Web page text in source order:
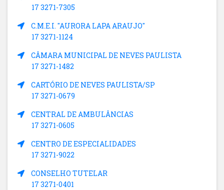
17 3271-7305
C.M.E.I. "AURORA LAPA ARAUJO"
17 3271-1124
CÂMARA MUNICIPAL DE NEVES PAULISTA
17 3271-1482
CARTÓRIO DE NEVES PAULISTA/SP
17 3271-0679
CENTRAL DE AMBULÂNCIAS
17 3271-0605
CENTRO DE ESPECIALIDADES
17 3271-9022
CONSELHO TUTELAR
17 3271-0401